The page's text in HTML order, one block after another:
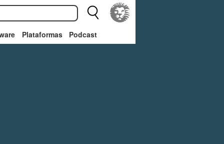
Plataformas Podcast